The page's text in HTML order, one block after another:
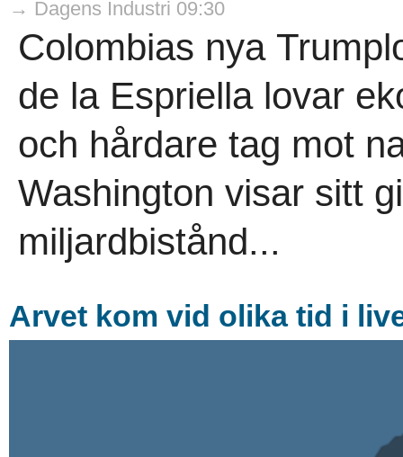
→ Dagens Industri 09:30
Colombias nya
de la Espriella lovar
och hårdare tag mot
Washington visar sitt
miljardbistånd...
Arvet kom vid olika tid i